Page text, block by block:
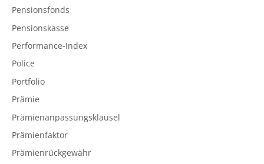
Pensionsfonds
Pensionskasse
Performance-Index
Police
Portfolio
Prämie
Prämienanpassungsklausel
Prämienfaktor
Prämienrückgewähr